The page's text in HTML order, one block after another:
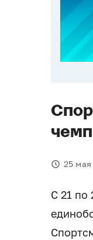
25 мая
С 21 по